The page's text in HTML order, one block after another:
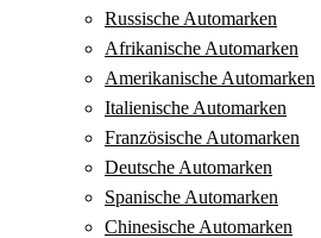
Russische Automarken
Afrikanische Automarken
Amerikanische Automarken
Italienische Automarken
Französische Automarken
Deutsche Automarken
Spanische Automarken
Chinesische Automarken